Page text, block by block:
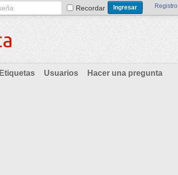
Recordar Registro
Etiquetas Usuarios Hacer una pregunta